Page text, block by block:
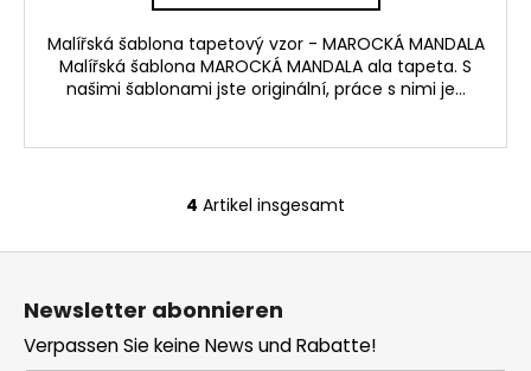
Malířská šablona tapetový vzor - MAROCKÁ MANDALA
Malířská šablona MAROCKÁ MANDALA ala tapeta. S
našimi šablonami jste originální, práce s nimi je...
S
t
e
r
4 Artikel insgesamt
F
Newsletter abonnieren
Verpassen Sie keine News und Rabatte!